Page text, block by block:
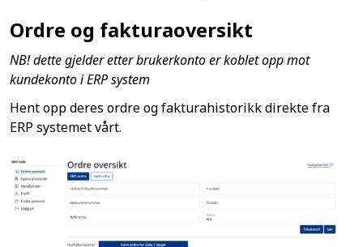
Ordre og fakturaoversikt
NB! dette gjelder etter brukerkonto er koblet opp mot
kundekonto i ERP system
Hent opp deres ordre og fakturahistorikk direkte fra
ERP systemet vårt.